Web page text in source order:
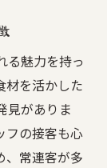
る魅力を持っ
材を活かした
見がありま
フの接客も心
、常連客が多